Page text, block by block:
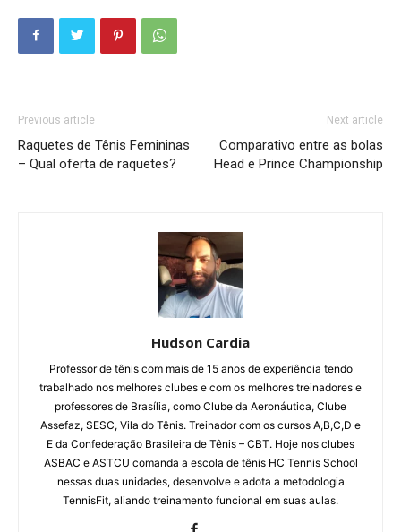
Previous article
Raquetes de Tênis Femininas
– Qual oferta de raquetes?
Next article
Comparativo entre as bolas
Head e Prince Championship
Hudson Cardia
Professor de tênis com mais de 15 anos de experiência tendo
trabalhado nos melhores clubes e com os melhores treinadores e
professores de Brasília, como Clube da Aeronáutica, Clube
Assefaz, SESC, Vila do Tênis. Treinador com os cursos A,B,C,D e
E da Confederação Brasileira de Tênis – CBT. Hoje nos clubes
ASBAC e ASTCU comanda a escola de tênis HC Tennis School
nessas duas unidades, desenvolve e adota a metodologia
TennisFit, aliando treinamento funcional em suas aulas.